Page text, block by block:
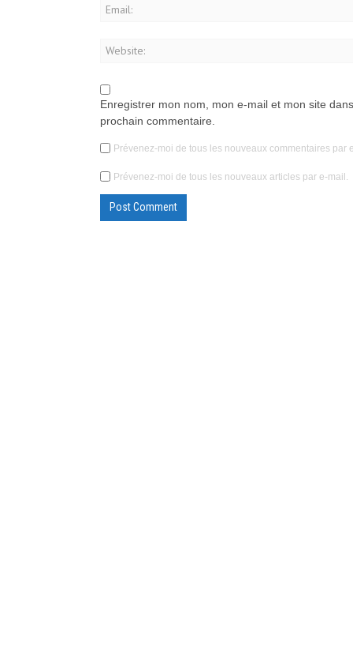
Enregistrer mon nom, mon e-mail et mon site
prochain commentaire.
Prévenez-moi de tous les nouveaux commentaires par
Prévenez-moi de tous les nouveaux articles par e-mail.